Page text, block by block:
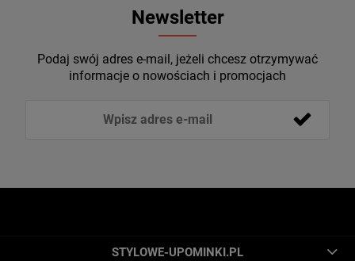
Newsletter
Podaj swój adres e-mail, jeżeli chcesz otrzymywać
informacje o nowościach i promocjach
STYLOWE-UPOMINKI.PL